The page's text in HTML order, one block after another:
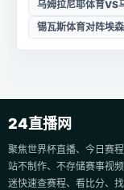
乌姆拉尼耶体育VS
锡瓦斯体育对阵埃
24直播网
聚焦世界杯直播、今日赛
站不制作、不存储赛事视
迷快速查赛程、看比分、找